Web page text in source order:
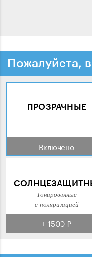
Пожалуйста,
ПРОЗРАЧНЫЕ
Включено
Тонированные
с поляризацией
+ 1500 ₽